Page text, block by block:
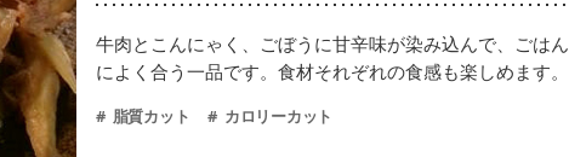
牛肉とこんにゃく、ごぼうに甘辛味が染み込んで、ごはん
によく合う一品です。食材それぞれの食感も楽しめます。
脂質カット カロリーカット